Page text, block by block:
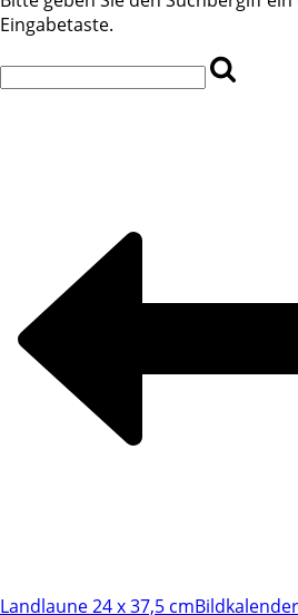
Eingabetaste.
Landlaune 24 x 37,5 cmBildkalender